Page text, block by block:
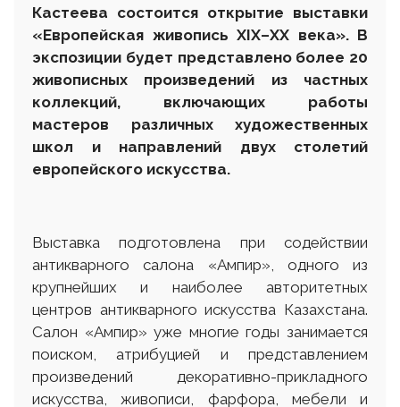
Кастеева состоится открытие выставки
«Европейская живопись XIX–XX века». В
экспозиции будет представлено более 20
живописных произведений из частных
коллекций, включающих работы
мастеров различных художественных
школ и направлений двух столетий
европейского искусства.
Выставка подготовлена при содействии
антикварного салона «Ампир», одного из
крупнейших и наиболее авторитетных
центров антикварного искусства Казахстана.
Салон «Ампир» уже многие годы занимается
поиском, атрибуцией и представлением
произведений декоративно-прикладного
искусства, живописи, фарфора, мебели и